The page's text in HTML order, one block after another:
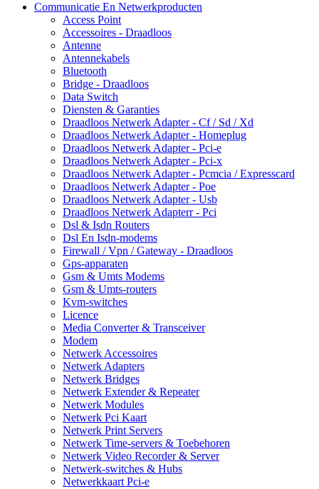
Communicatie En Netwerkproducten
Access Point
Accessoires - Draadloos
Antenne
Antennekabels
Bluetooth
Bridge - Draadloos
Data Switch
Diensten & Garanties
Draadloos Netwerk Adapter - Cf / Sd / Xd
Draadloos Netwerk Adapter - Homeplug
Draadloos Netwerk Adapter - Pci-e
Draadloos Netwerk Adapter - Pci-x
Draadloos Netwerk Adapter - Pcmcia / Expresscard
Draadloos Netwerk Adapter - Poe
Draadloos Netwerk Adapter - Usb
Draadloos Netwerk Adapterr - Pci
Dsl & Isdn Routers
Dsl En Isdn-modems
Firewall / Vpn / Gateway - Draadloos
Gps-apparaten
Gsm & Umts Modems
Gsm & Umts-routers
Kvm-switches
Licence
Media Converter & Transceiver
Modem
Netwerk Accessoires
Netwerk Adapters
Netwerk Bridges
Netwerk Extender & Repeater
Netwerk Modules
Netwerk Pci Kaart
Netwerk Print Servers
Netwerk Time-servers & Toebehoren
Netwerk Video Recorder & Server
Netwerk-switches & Hubs
Netwerkkaart Pci-e